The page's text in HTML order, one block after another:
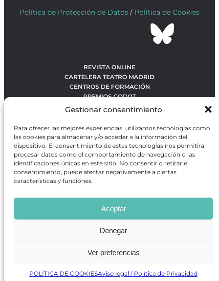
Gestionar consentimiento
Para ofrecer las mejores experiencias, utilizamos tecnologías como
las cookies para almacenar y/o acceder a la información del
dispositivo. El consentimiento de estas tecnologías nos permitirá
procesar datos como el comportamiento de navegación o las
identificaciones únicas en este sitio. No consentir o retirar el
consentimiento, puede afectar negativamente a ciertas
características y funciones.
Aceptar
Denegar
Ver preferencias
POLÍTICA DE COOKIESAviso legal / Política de Privacidad
Política de Protección de Datos / Política de Cookies
REVISTA ONLINE
CARTELERA TEATRO MADRID
CENTROS DE FORMACIÓN
PREMIOS GODOT
CONTACTO
OBRAS MÁS VOTADAS
RANKING MEJORES OBRAS
BÚSQUEDA AVANZADA DE OBRAS
Revista GODOTes una revista independiente especializada
en información sobre artes escénicas de Madrid, gratuita y
que se distribuye en espacios escénicos, además de otros
puntos de interés turístico y de ocio de la capital.
Desarrollado por Precise Future